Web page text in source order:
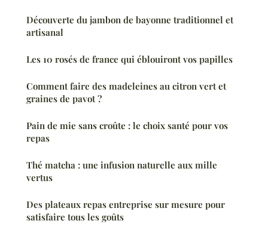
Découverte du jambon de bayonne traditionnel et
artisanal
Les 10 rosés de france qui éblouiront vos papilles
Comment faire des madeleines au citron vert et
graines de pavot ?
Pain de mie sans croûte : le choix santé pour vos
repas
Thé matcha : une infusion naturelle aux mille
vertus
Des plateaux repas entreprise sur mesure pour
satisfaire tous les goûts